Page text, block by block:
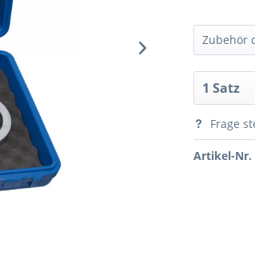
Zubehör
Frage
Artikel-Nr.